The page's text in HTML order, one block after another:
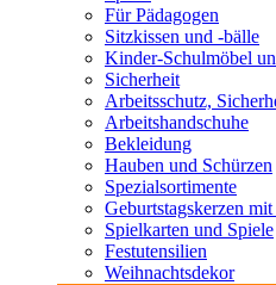
Für Pädagogen
Sitzkissen und -bälle
Kinder-Schulmöbel
Sicherheit
Arbeitsschutz,
Arbeitshandschuhe
Bekleidung
Hauben und Schürzen
Spezialsortimente
Geburtstagskerzen
Spielkarten und Spiele
Festutensilien
Weihnachtsdekor